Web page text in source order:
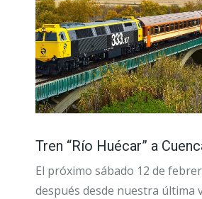
Tren “Río Huécar” a
El próximo sábado 12 de
después desde nuestra última